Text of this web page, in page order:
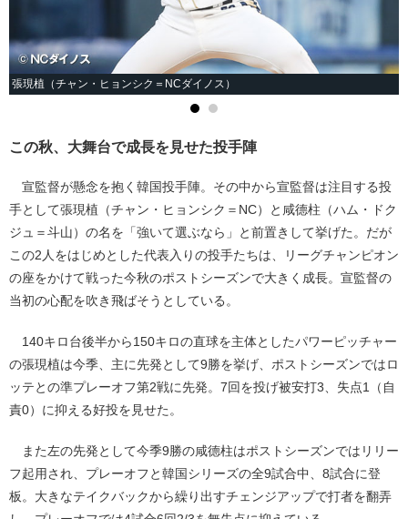
張現植（チャン・ヒョンシク＝NCダイノス）
この秋、大舞台で成長を見せた投手陣
宣監督が懸念を抱く韓国投手陣。その中から宣監督は注目する投
手として張現植（チャン・ヒョンシク＝NC）と咸德柱（ハム・ドク
ジュ＝斗山）の名を「強いて選ぶなら」と前置きして挙げた。だが
この2人をはじめとした代表入りの投手たちは、リーグチャンピオン
の座をかけて戦った今秋のポストシーズンで大きく成長。宣監督の
当初の心配を吹き飛ばそうとしている。
140キロ台後半から150キロの直球を主体としたパワーピッチャー
の張現植は今季、主に先発として9勝を挙げ、ポストシーズンではロ
ッテとの準プレーオフ第2戦に先発。7回を投げ被安打3、失点1（自
責0）に抑える好投を見せた。
また左の先発として今季9勝の咸德柱はポストシーズンではリリー
フ起用され、プレーオフと韓国シリーズの全9試合中、8試合に登
板。大きなテイクバックから繰り出すチェンジアップで打者を翻弄